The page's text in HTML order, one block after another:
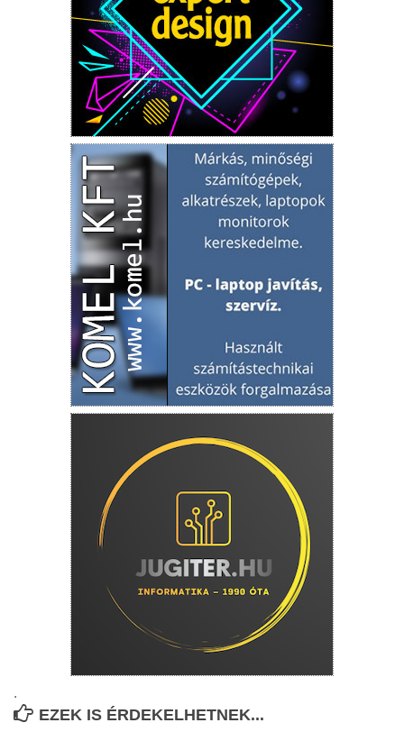
.
EZEK IS ÉRDEKELHETNEK...